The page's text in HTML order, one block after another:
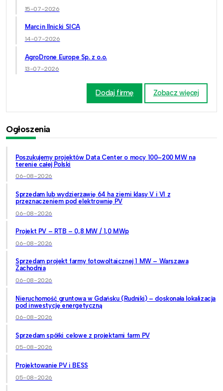
15-07-2026
Marcin Ilnicki SICA
14-07-2026
AgroDrone Europe Sp. z o.o.
13-07-2026
Dodaj firmę Zobacz więcej
Ogłoszenia
Poszukujemy projektów Data Center o mocy 100–200 MW na
terenie całej Polski
06-08-2026
Sprzedam lub wydzierżawię 64 ha ziemi klasy V i VI z
przeznaczeniem pod elektrownię PV
06-08-2026
Projekt PV – RTB – 0,8 MW / 1,0 MWp
06-08-2026
Sprzedam projekt farmy fotowoltaicznej 1 MW – Warszawa
Zachodnia
06-08-2026
Nieruchomość gruntowa w Gdańsku (Rudniki) – doskonała lokalizacja
pod inwestycję energetyczną
06-08-2026
Sprzedam spółki celowe z projektami farm PV
05-08-2026
Projektowanie PV i BESS
05-08-2026